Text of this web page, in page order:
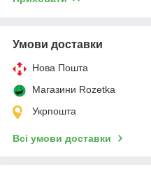
Умови доставки
Нова Пошта
Магазини Rozetka
Укрпошта
Всі умови доставки